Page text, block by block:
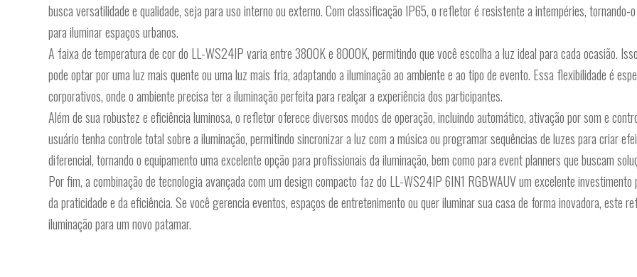
busca versatilidade e qualidade, seja para uso interno ou externo. Com classificação IP65, o refletor é resistente a intempéries,
para iluminar espaços urbanos.
A faixa de temperatura de cor do LL-WS24IP varia entre 3800K e 8000K, permitindo que você escolha a luz ideal para cada ocasião.
pode optar por uma luz mais quente ou uma luz mais fria, adaptando a iluminação ao ambiente e ao tipo de evento. Essa flexibilidade é
corporativos, onde o ambiente precisa ter a iluminação perfeita para realçar a experiência dos participantes.
Além de sua robustez e eficiência luminosa, o refletor oferece diversos modos de operação, incluindo automático, ativação por som e
usuário tenha controle total sobre a iluminação, permitindo sincronizar a luz com a música ou programar sequências de luzes para criar
diferencial, tornando o equipamento uma excelente opção para profissionais da iluminação, bem como para event planners que buscam
Por fim, a combinação de tecnologia avançada com um design compacto faz do LL-WS24IP 6IN1 RGBWAUV um excelente investimento
da praticidade e da eficiência. Se você gerencia eventos, espaços de entretenimento ou quer iluminar sua casa de forma inovadora, este
iluminação para um novo patamar.